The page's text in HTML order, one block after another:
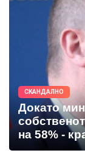
СКАНДАЛНО
Докато
на 58% -